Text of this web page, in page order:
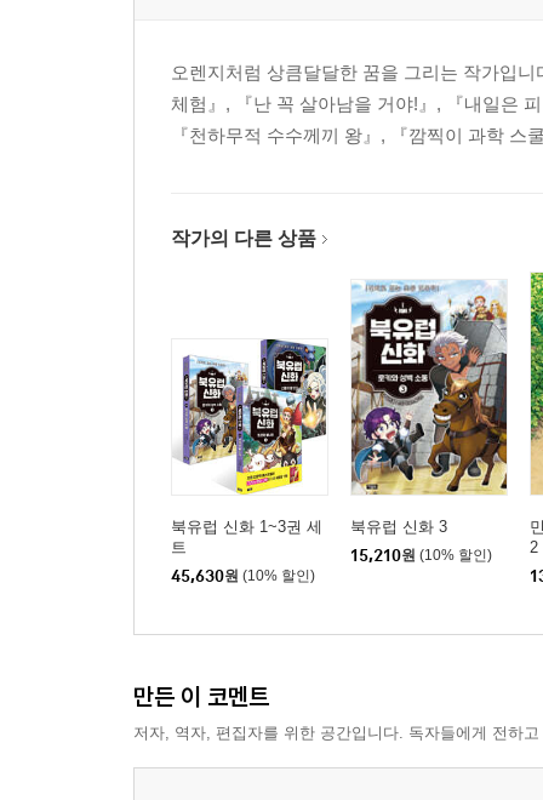
오렌지처럼 상큼달달한 꿈을 그리는 작가입
체험』, 『난 꼭 살아남을 거야!』, 『내일은
『천하무적 수수께끼 왕』, 『깜찍이 과학 스
작가의 다른 상품
북유럽 신화 1~3권 세
트
45,630원 (10% 할인)
북유럽 신화 3
15,210원 (10% 할인)
2
만든 이 코멘트
저자, 역자, 편집자를 위한 공간입니다. 독자들에게 전하